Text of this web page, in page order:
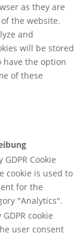
as they are
the website.
and
will be stored
have the option
of these
Cookie
cookie is used to
for the
"Analytics".
cookie
user consent